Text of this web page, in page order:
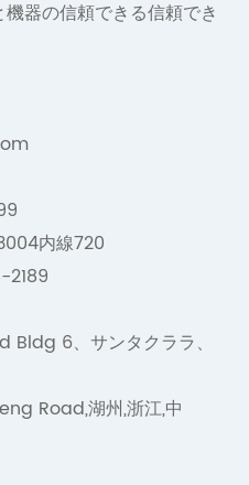
器の信頼できる信頼でき
内線720
6、サンタクララ、
Road,湖州,浙江,中